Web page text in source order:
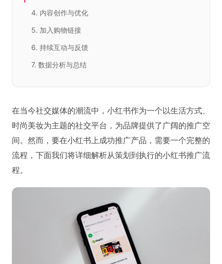
4. 内容创作与优化
5. 加入购物链接
6. 持续互动与反馈
7. 数据分析与总结
在当今社交媒体的潮流中，小红书作为一个以生活方式、
时尚美妆为主题的社交平台，为品牌提供了广阔的推广空
间。然而，要在小红书上成功推广产品，需要一个完整的
流程，下面我们将详细解析从策划到执行的小红书推广流
程。